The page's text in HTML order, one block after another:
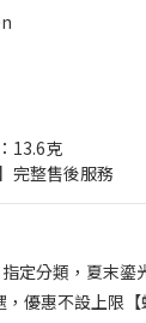
13.6克
完整售後服務
指定分類，夏末鎏
優惠不設上限【